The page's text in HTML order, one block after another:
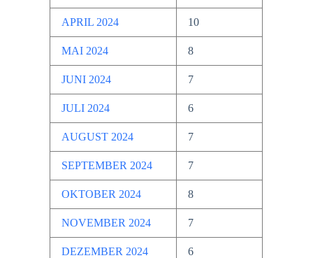
APRIL 2024 10
MAI 2024 8
JUNI 2024 7
JULI 2024 6
AUGUST 2024 7
SEPTEMBER 2024 7
OKTOBER 2024 8
NOVEMBER 2024 7
DEZEMBER 2024
6